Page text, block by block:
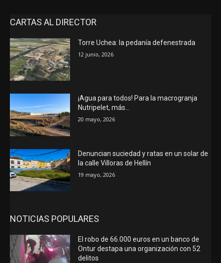
CARTAS AL DIRECTOR
Torre Uchea: la pedanía defenestrada
12 junio, 2026
¡Agua para todos! Para la macrogranja
Nutripelet, más…
20 mayo, 2026
Denuncian suciedad y ratas en un solar de
la calle Villoras de Hellín
19 mayo, 2026
NOTICIAS POPULARES
El robo de 66.000 euros en un banco de
Ontur destapa una organización con 52
delitos